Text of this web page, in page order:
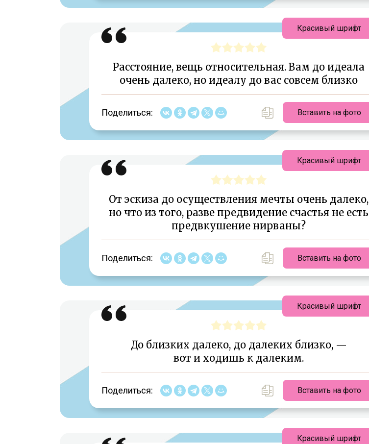
Расстояние, вещь относительная. Вам до идеала
очень далеко, но идеалу до вас совсем близко
Поделиться: Вставить на фото
Красивый шрифт
От эскиза до осуществления мечты очень далеко,
но что из того, разве предвидение счастья не есть
предвкушение нирваны?
Поделиться: Вставить на фото
Красивый шрифт
До близких далеко, до далеких близко, —
вот и ходишь к далеким.
Поделиться: Вставить на фото
Красивый шрифт
Красивый шрифт